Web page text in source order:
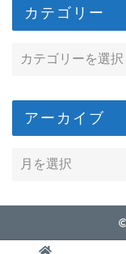
カテゴリー
アーカイブ